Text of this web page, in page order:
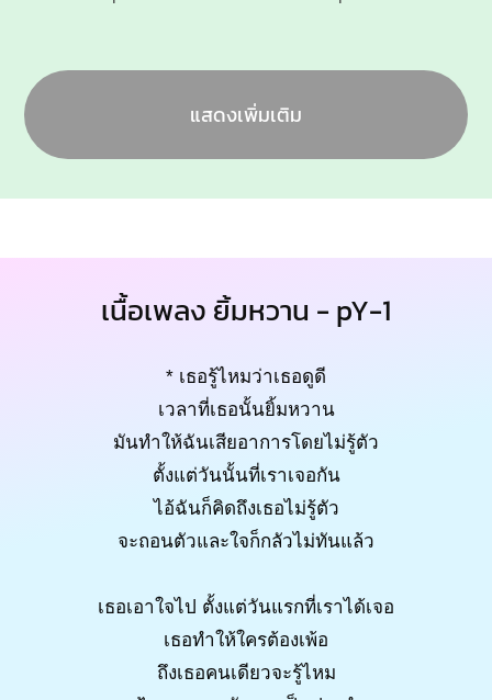
แสดงเพิ่มเติม
เนื้อเพลง ยิ้มหวาน - pY-1
* เธอรู้ไหมว่าเธอดูดี
เวลาที่เธอนั้นยิ้มหวาน
มันทำให้ฉันเสียอาการโดยไม่รู้ตัว
ตั้งแต่วันนั้นที่เราเจอกัน
ไอ้ฉันก็คิดถึงเธอไม่รู้ตัว
จะถอนตัวและใจก็กลัวไม่ทันแล้ว
เธอเอาใจไป ตั้งแต่วันแรกที่เราได้เจอ
เธอทำให้ใครต้องเพ้อ
ถึงเธอคนเดียวจะรู้ไหม